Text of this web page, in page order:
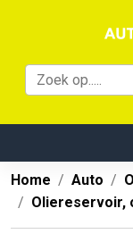
Home Auto
Oliereservoir,